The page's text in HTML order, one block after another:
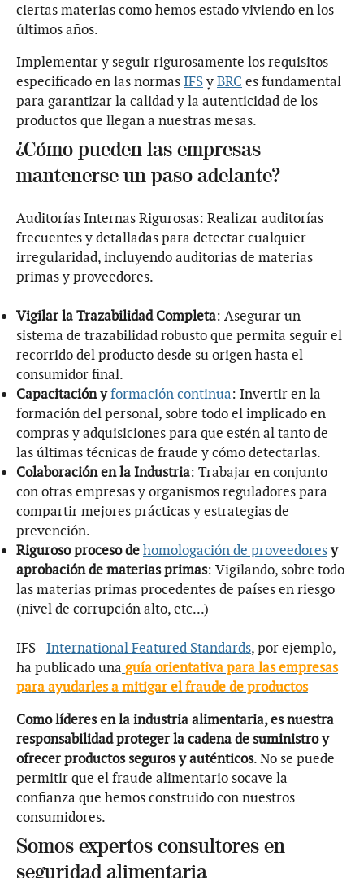
ciertas materias como hemos estado viviendo en los
últimos años.
Implementar y seguir rigurosamente los requisitos
especificado en las normasIFSyBRC es fundamental
para garantizar la calidad y la autenticidad de los
productos que llegan a nuestras mesas.
¿Cómo pueden las empresas
mantenerse un paso adelante?
Auditorías Internas Rigurosas: Realizar auditorías
frecuentes y detalladas para detectar cualquier
irregularidad, incluyendo auditorias de materias
primas y proveedores.
Vigilar la Trazabilidad Completa: Asegurar un
sistema de trazabilidad robusto que permita seguir el
recorrido del producto desde su origen hasta el
consumidor final.
Capacitación yformación continua: Invertir en la
formación del personal, sobre todo el implicado en
compras y adquisiciones para que estén al tanto de
las últimas técnicas de fraude y cómo detectarlas.
Colaboración en la Industria: Trabajar en conjunto
con otras empresas y organismos reguladores para
compartir mejores prácticas y estrategias de
prevención.
Riguroso proceso dehomologación de proveedoresy
aprobación de materias primas: Vigilando, sobre todo
las materias primas procedentes de países en riesgo
(nivel de corrupción alto, etc...)
IFS -International Featured Standards, por ejemplo,
ha publicado una guía orientativa para las empresas
para ayudarles a mitigar el fraude de productos
Como líderes en la industria alimentaria, es nuestra
responsabilidad proteger la cadena de suministro y
ofrecer productos seguros y auténticos. No se puede
permitir que el fraude alimentario socave la
confianza que hemos construido con nuestros
consumidores.
Somos expertos consultores en
seguridad alimentaria